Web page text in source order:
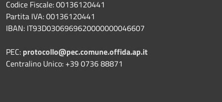
Codice Fiscale: 00136120441
Partita IVA: 00136120441
IBAN: IT93D0306969620000000046607
PEC: protocollo@pec.comune.offida.ap.it
Centralino Unico: +39 0736 88871